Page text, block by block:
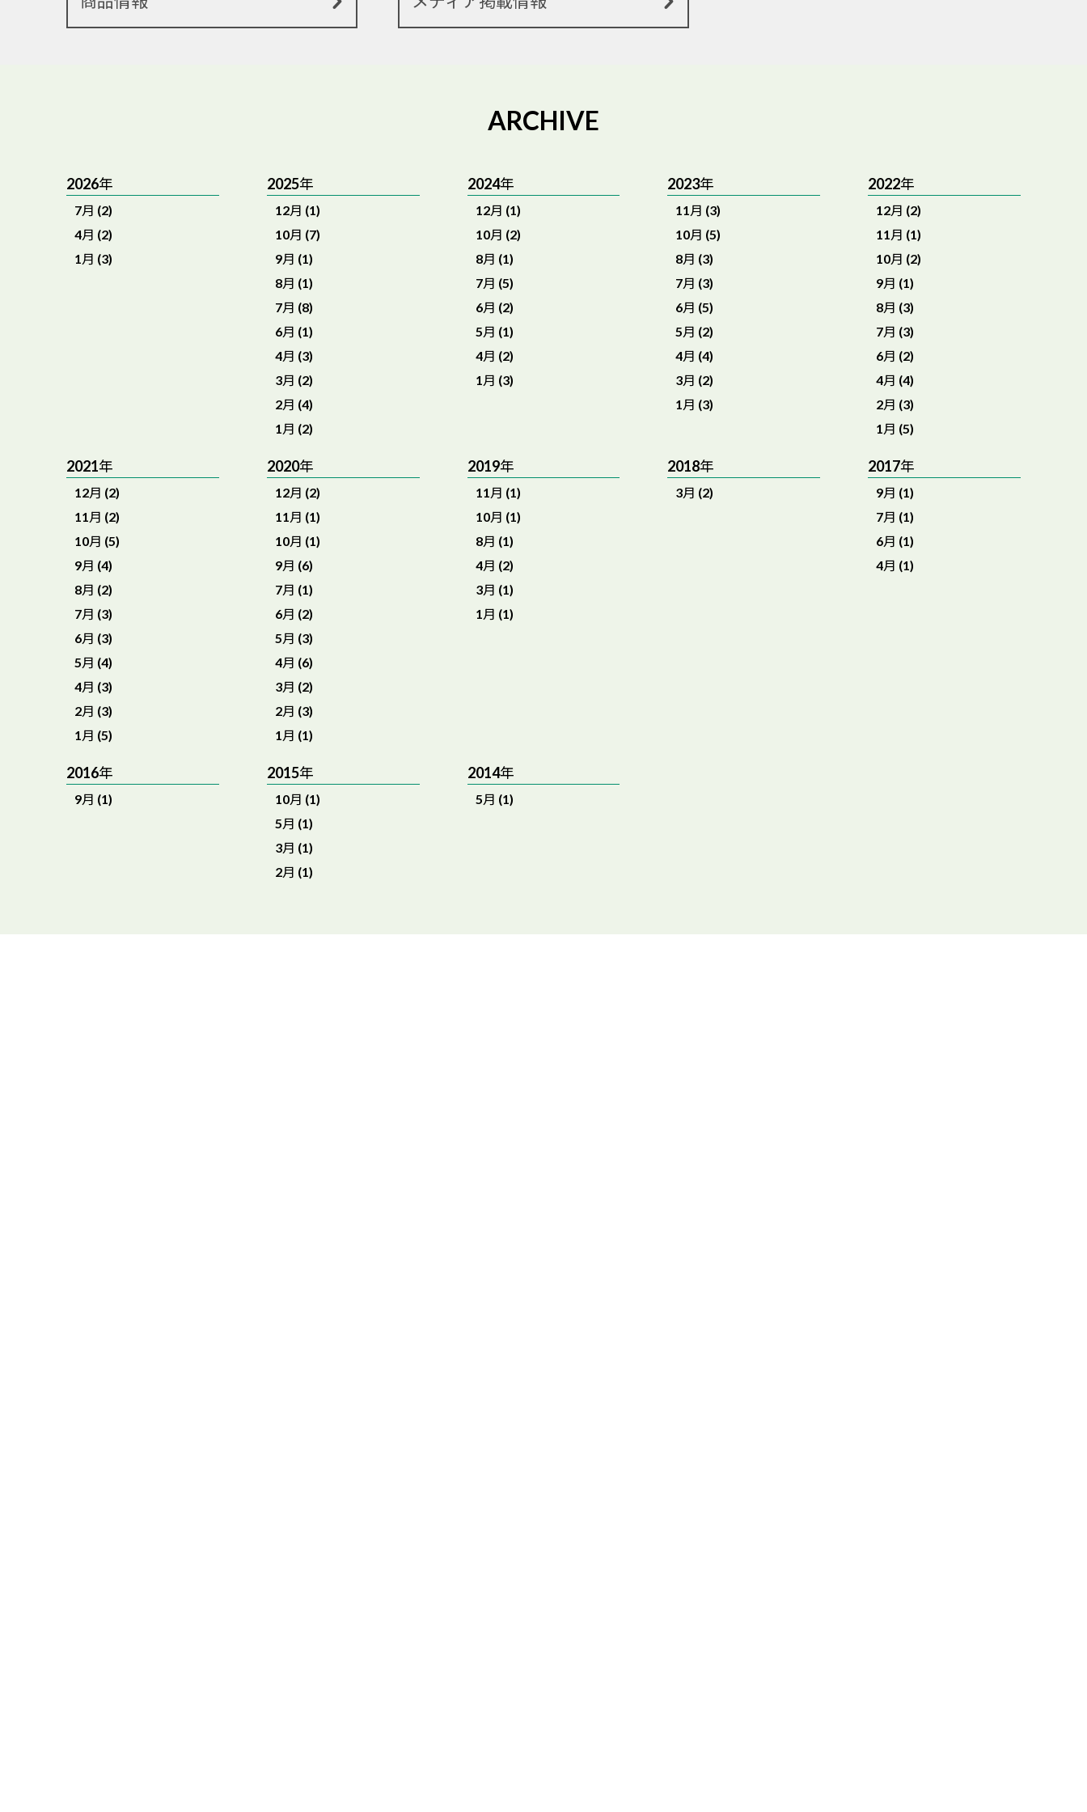
ARCHIVE
2026年
7月 (2)
4月 (2)
1月 (3)
2025年
12月 (1)
10月 (7)
9月 (1)
8月 (1)
7月 (8)
6月 (1)
4月 (3)
3月 (2)
2月 (4)
1月 (2)
2024年
12月 (1)
10月 (2)
8月 (1)
7月 (5)
6月 (2)
5月 (1)
4月 (2)
1月 (3)
2023年
11月 (3)
10月 (5)
8月 (3)
7月 (3)
6月 (5)
5月 (2)
4月 (4)
3月 (2)
1月 (3)
2022年
12月 (2)
11月 (1)
10月 (2)
9月 (1)
8月 (3)
7月 (3)
6月 (2)
4月 (4)
2月 (3)
1月 (5)
2021年
12月 (2)
11月 (2)
10月 (5)
9月 (4)
8月 (2)
7月 (3)
6月 (3)
5月 (4)
4月 (3)
2月 (3)
1月 (5)
2020年
12月 (2)
11月 (1)
10月 (1)
9月 (6)
7月 (1)
6月 (2)
5月 (3)
4月 (6)
3月 (2)
2月 (3)
1月 (1)
2019年
11月 (1)
10月 (1)
8月 (1)
4月 (2)
3月 (1)
1月 (1)
2018年
3月 (2)
2017年
9月 (1)
7月 (1)
6月 (1)
4月 (1)
2016年
9月 (1)
2015年
10月 (1)
5月 (1)
3月 (1)
2月 (1)
2014年
5月 (1)